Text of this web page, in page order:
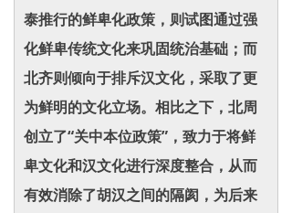
泰推行的鲜卑化政策，则试图通过强
化鲜卑传统文化来巩固统治基础；而
北齐则倾向于排斥汉文化，采取了更
为鲜明的文化立场。相比之下，北周
创立了“关中本位政策”，致力于将鲜
卑文化和汉文化进行深度整合，从而
有效消除了胡汉之间的隔阂，为后来